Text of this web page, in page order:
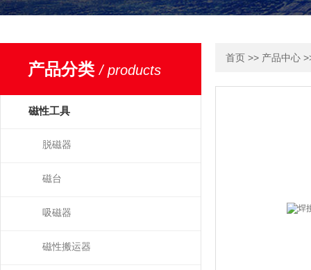
产品分类/ products
磁性工具
脱磁器
磁台
吸磁器
磁性搬运器
首页 >> 产品中心